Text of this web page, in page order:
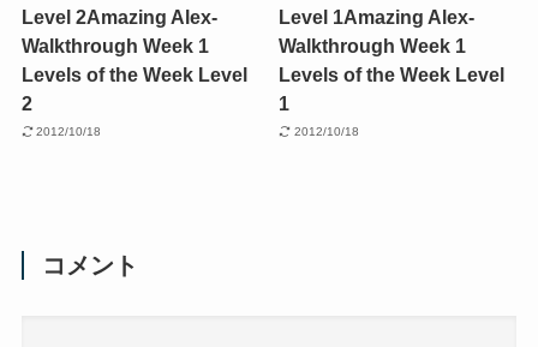
Level 2Amazing Alex-
Walkthrough Week 1
Levels of the Week Level
2
2012/10/18
Level 1Amazing Alex-
Walkthrough Week 1
Levels of the Week Level
1
2012/10/18
コメント